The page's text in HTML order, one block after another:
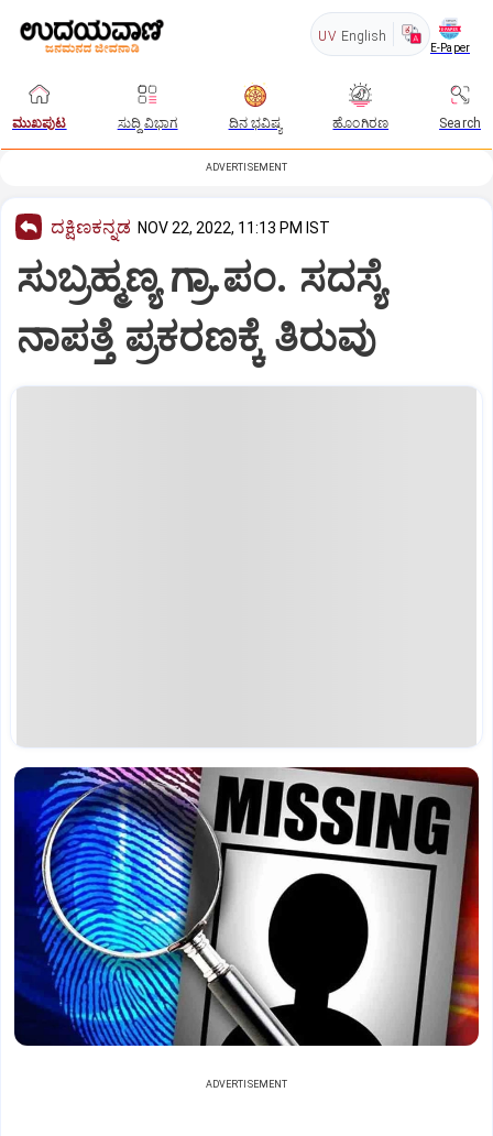
UV English
E-Paper
ಮುಖಪುಟ ಸುದ್ದಿ ವಿಭಾಗ ದಿನ ಭವಿಷ್ಯ ಹೊಂಗಿರಣ Search
ADVERTISEMENT
ದಕ್ಷಿಣಕನ್ನಡ NOV 22, 2022, 11:13 PM IST
ಸುಬ್ರಹ್ಮಣ್ಯ ಗ್ರಾ.ಪಂ. ಸದಸ್ಯೆ
ನಾಪತ್ತೆ ಪ್ರಕರಣಕ್ಕೆ ತಿರುವು
ADVERTISEMENT